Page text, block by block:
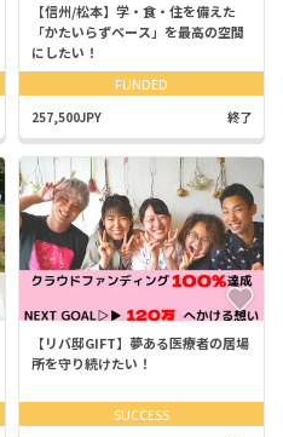
【信州/松本】学・食・住を備えた
「かたいらずベース」を最高の空間
にしたい！
FUNDED
257,500JPY 終了
【リバ邸GIFT】夢ある医療者の居場
所を守り続けたい！
SUCCESS